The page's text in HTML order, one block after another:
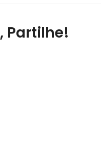
Partilhe!